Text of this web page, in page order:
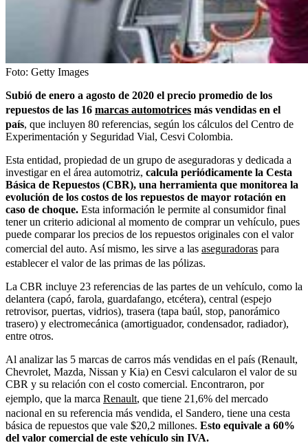
Foto: Getty Images
Subió de enero a agosto de 2020 el precio promedio de los
repuestos de las 16 marcas automotrices más vendidas en el
país, que incluyen 80 referencias, según los cálculos del Centro de
Experimentación y Seguridad Vial, Cesvi Colombia.
Esta entidad, propiedad de un grupo de aseguradoras y dedicada a
investigar en el área automotriz, calcula periódicamente la Cesta
Básica de Repuestos (CBR), una herramienta que monitorea la
evolución de los costos de los repuestos de mayor rotación en
caso de choque. Esta información le permite al consumidor final
tener un criterio adicional al momento de comprar un vehículo, pues
puede comparar los precios de los repuestos originales con el valor
comercial del auto. Así mismo, les sirve a las aseguradoras para
establecer el valor de las primas de las pólizas.
La CBR incluye 23 referencias de las partes de un vehículo, como la
delantera (capó, farola, guardafango, etcétera), central (espejo
retrovisor, puertas, vidrios), trasera (tapa baúl, stop, panorámico
trasero) y electromecánica (amortiguador, condensador, radiador),
entre otros.
Al analizar las 5 marcas de carros más vendidas en el país (Renault,
Chevrolet, Mazda, Nissan y Kia) en Cesvi calcularon el valor de su
CBR y su relación con el costo comercial. Encontraron, por
ejemplo, que la marca Renault, que tiene 21,6% del mercado
nacional en su referencia más vendida, el Sandero, tiene una cesta
básica de repuestos que vale $20,2 millones. Esto equivale a 60%
del valor comercial de este vehículo sin IVA.